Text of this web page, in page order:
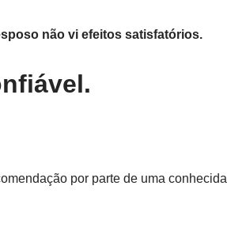
não vi efeitos satisfatórios.
por parte de uma conhecida